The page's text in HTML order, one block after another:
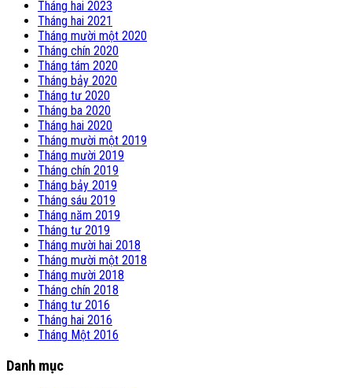
Tháng hai 2023
Tháng hai 2021
Tháng mười một 2020
Tháng chín 2020
Tháng tám 2020
Tháng bảy 2020
Tháng tư 2020
Tháng ba 2020
Tháng hai 2020
Tháng mười một 2019
Tháng mười 2019
Tháng chín 2019
Tháng bảy 2019
Tháng sáu 2019
Tháng năm 2019
Tháng tư 2019
Tháng mười hai 2018
Tháng mười một 2018
Tháng mười 2018
Tháng chín 2018
Tháng tư 2016
Tháng hai 2016
Tháng Một 2016
Danh mục